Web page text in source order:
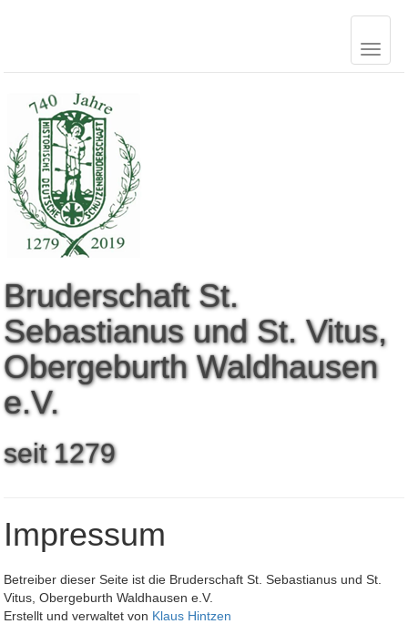
Bruderschaft St.
Sebastianus und St. Vitus,
Obergeburth Waldhausen
e.V.
seit 1279
Impressum
Betreiber dieser Seite ist die Bruderschaft St. Sebastianus und St.
Vitus, Obergeburth Waldhausen e.V.
Erstellt und verwaltet von Klaus Hintzen